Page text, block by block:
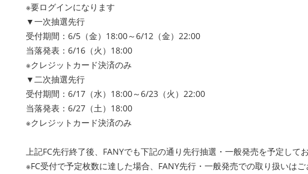
※要ログインになります
▼一次抽選先行
受付期間：6/5（金）18:00～6/12（金）22:00
当落発表：6/16（火）18:00
※クレジットカード決済のみ
▼二次抽選先行
受付期間：6/17（水）18:00～6/23（火）22:00
当落発表：6/27（土）18:00
※クレジットカード決済のみ
上記FC先行終了後、FANYでも下記の通り先行抽選・一般発売を予定してお
※FC受付で予定枚数に達した場合、FANY先行・一般発売での取り扱いはご